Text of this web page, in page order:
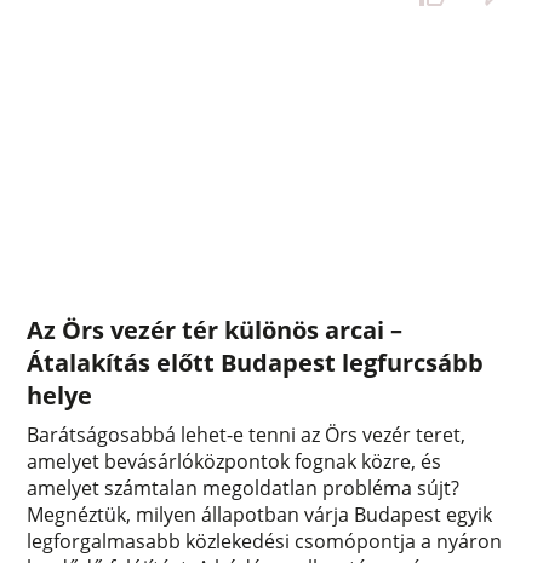
Az Örs vezér tér különös arcai –
Átalakítás előtt Budapest legfurcsább
helye
Barátságosabbá lehet-e tenni az Örs vezér teret,
amelyet bevásárlóközpontok fognak közre, és
amelyet számtalan megoldatlan probléma sújt?
Megnéztük, milyen állapotban várja Budapest egyik
legforgalmasabb közlekedési csomópontja a nyáron